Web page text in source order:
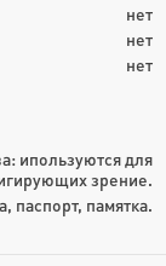
нет
нет
нет
ипользуются для
зрение.
паспорт, памятка.